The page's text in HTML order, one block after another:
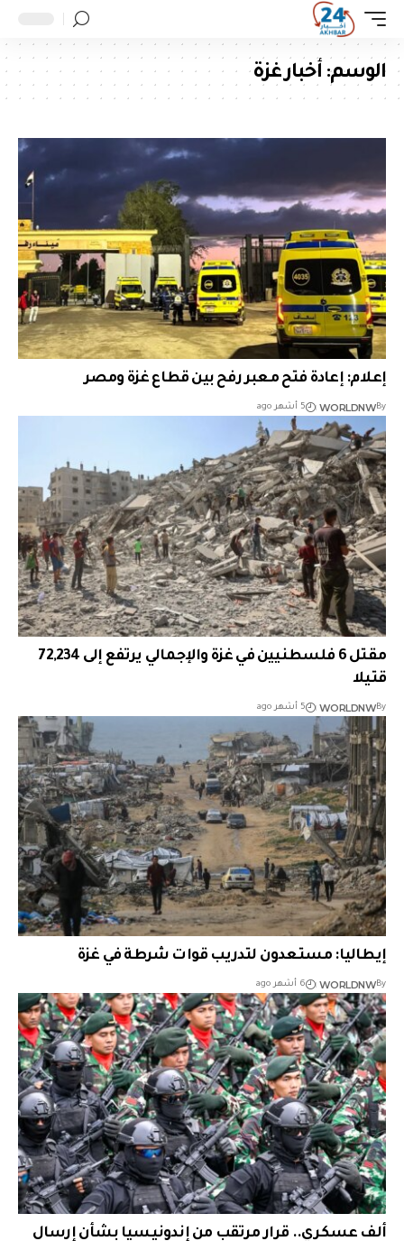
الوسم: أخبار غزة
إعلام: إعادة فتح معبر رفح بين قطاع غزة ومصر
By
WORLDNW 5 أشهر ago
مقتل 6 فلسطنيين في غزة والإجمالي يرتفع إلى 72,234
قتيلا
By
WORLDNW 5 أشهر ago
إيطاليا: مستعدون لتدريب قوات شرطة في غزة
By
WORLDNW 6 أشهر ago
ألف عسكري.. قرار مرتقب من إندونيسيا بشأن إرسال